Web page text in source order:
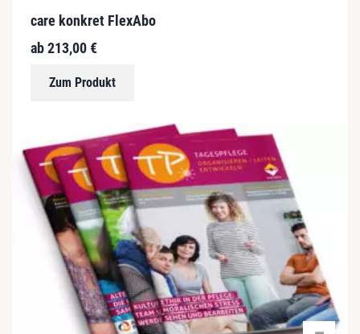
care konkret FlexAbo
ab213,00€
Zum Produkt